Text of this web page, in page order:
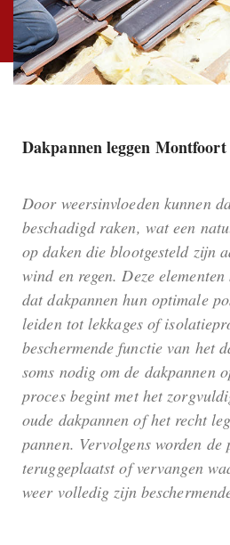
Dakpannen leggen Montfoort
Door weersinvloeden kunnen
beschadigd raken, wat een
op daken die blootgesteld zijn
wind en regen. Deze
dat dakpannen hun optimale
leiden tot lekkages of
beschermende functie van het
soms nodig om de dakpannen
proces begint met het
oude dakpannen of het recht
pannen. Vervolgens worden
teruggeplaatst of vervangen
weer volledig zijn